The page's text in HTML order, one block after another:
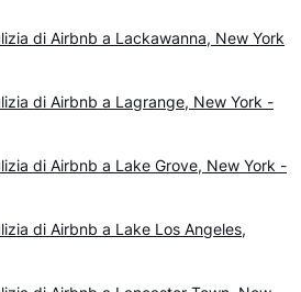
di Airbnb a Lackawanna, New York
di Airbnb a Lagrange, New York -
di Airbnb a Lake Grove, New York -
di Airbnb a Lake Los Angeles,